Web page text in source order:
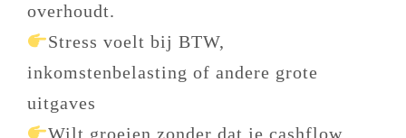
overhoudt.
Stress voelt bij BTW,
inkomstenbelasting of andere grote
uitgaves
Wilt groeien zonder dat je cashflow